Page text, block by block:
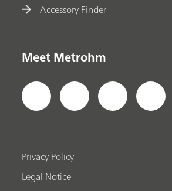
Accessory Finder
Meet Metrohm
Privacy Policy
Legal Notice